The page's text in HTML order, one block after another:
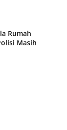
Rumah
Masih